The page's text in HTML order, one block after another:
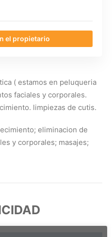
el propietario
( estamos en peluqueria
faciales y corporales.
limpiezas de cutis.
eliminacion de
y corporales; masajes;